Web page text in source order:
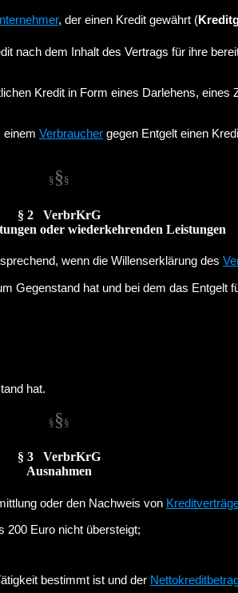
, der einen Kredit gewährt (
nach dem Inhalt des Vertrags für ihre
Kredit in Form eines Darlehens,
einem Verbraucher gegen Entgelt einen
§ § §
§ 2 VerbrKrG
oder wiederkehrenden Leistungen
wenn die Willenserklärung des
Gegenstand hat und bei dem das Entgelt
hat.
§ § §
§ 3 VerbrKrG
Ausnahmen
oder den Nachweis von
200 Euro nicht übersteigt;
bestimmt ist und der